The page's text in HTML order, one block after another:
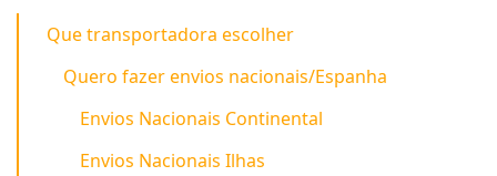
Que transportadora escolher
Quero fazer envios nacionais/Espanha
Envios Nacionais Continental
Envios Nacionais Ilhas